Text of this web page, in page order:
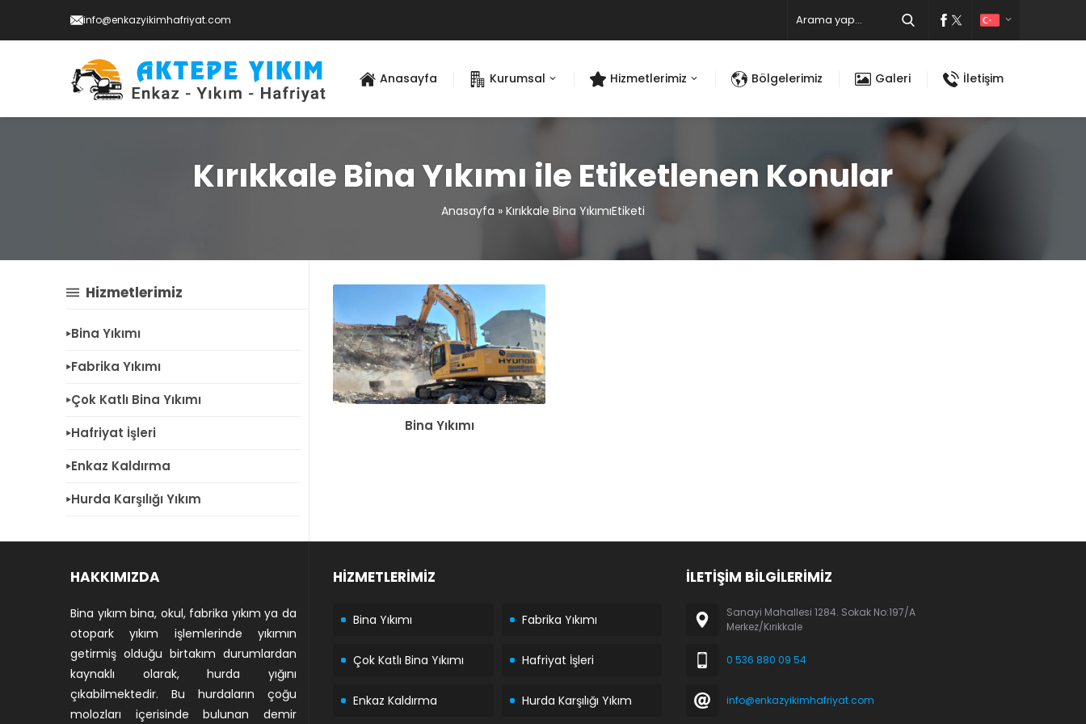
info@enkazyikimhafriyat.com
Anasayfa Kurumsal Hizmetlerimiz Bölgelerimiz Galeri İletişim
Kırıkkale Bina Yıkımı ile Etiketlenen Konular
Anasayfa » Kırıkkale Bina YıkımıEtiketi
Bina Yıkımı
Hizmetlerimiz
Bina Yıkımı
Fabrika Yıkımı
Çok Katlı Bina Yıkımı
Hafriyat İşleri
Enkaz Kaldırma
Hurda Karşılığı Yıkım
HAKKIMIZDA
Bina yıkım bina, okul, fabrika yıkım ya da
otopark yıkım işlemlerinde yıkımın
getirmiş olduğu birtakım durumlardan
kaynaklı olarak, hurda yığını
çıkabilmektedir. Bu hurdaların çoğu
molozları içerisinde bulunan demir
HİZMETLERİMİZ
Bina Yıkımı Fabrika Yıkımı
Çok Katlı Bina Yıkımı Hafriyat İşleri
Enkaz Kaldırma Hurda Karşılığı Yıkım
İLETİŞİM BİLGİLERİMİZ
Sanayi Mahallesi 1284. Sokak No:197/A
Merkez/Kırıkkale
0 536 880 09 54
info@enkazyikimhafriyat.com